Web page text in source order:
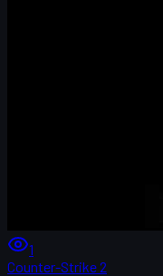
1
Counter-Strike 2